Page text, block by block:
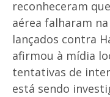
reconheceram
aérea falharam
lançados contra
afirmou à mídia
tentativas de
está sendo